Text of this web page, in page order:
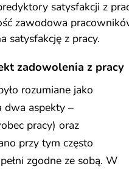
satysfakcji z
zawodowa
satysfakcję z pracy.
zadowolenia z pracy
rozumiane jako
dwa aspekty –
pracy) oraz
przy tym często
zgodne ze sobą. W